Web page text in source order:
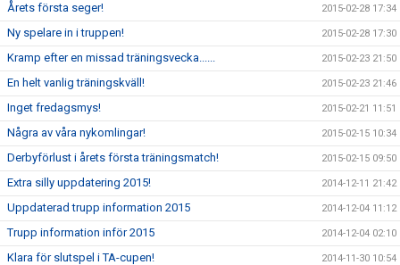
Årets första seger! 2015-02-28 17:34
Ny spelare in i truppen! 2015-02-28 17:30
Kramp efter en missad träningsvecka...... 2015-02-23 21:50
En helt vanlig träningskväll! 2015-02-23 21:46
Inget fredagsmys! 2015-02-21 11:51
Några av våra nykomlingar! 2015-02-15 10:34
Derbyförlust i årets första träningsmatch! 2015-02-15 09:50
Extra silly uppdatering 2015! 2014-12-11 21:42
Uppdaterad trupp information 2015 2014-12-04 11:12
Trupp information inför 2015 2014-12-04 02:10
Klara för slutspel i TA-cupen! 2014-11-30 10:54